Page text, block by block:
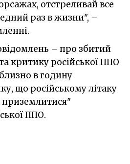
отстреливай все
раз в жизни", –
– про збитий
критику російської ППО
в годину
що російському літаку
ППО.